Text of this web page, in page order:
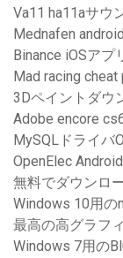
Va11 ha11aサウ
Mednafen
Binance iOSアプ
Mad racing
3Dペイントダウ
Adobe encore
MySQLドライバ
OpenElec
無料でダウンロ
Windows 10用の
最高の高グラフ
Windows 7用の